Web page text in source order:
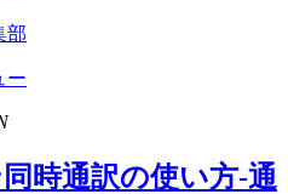
部
ー
時通訳の使い方-通